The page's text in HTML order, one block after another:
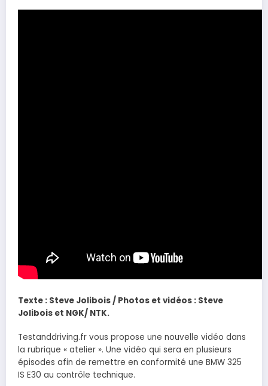
Texte : Steve Jolibois / Photos et vidéos : Steve
Jolibois et NGK/ NTK.
Testanddriving.fr vous propose une nouvelle vidéo dans
la rubrique « atelier ». Une vidéo qui sera en plusieurs
épisodes afin de remettre en conformité une BMW 325
IS E30 au contrôle technique.